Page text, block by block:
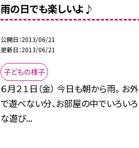
雨の日でも楽しいよ♪
公開日 2013/06/21
更新日 2013/06/21
子どもの様子
６月２１日（金） 今日も朝から雨。 お外
で遊べない分、お部屋の中でいろいろ
な遊び...